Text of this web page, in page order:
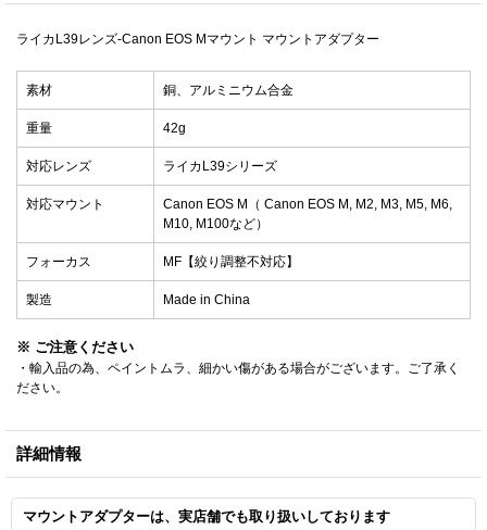
ライカL39レンズ-Canon EOS Mマウント マウントアダプター
素材 銅、アルミニウム合金
重量 42g
対応レンズ ライカL39シリーズ
対応マウント
Canon EOS M（ Canon EOS M, M2, M3, M5, M6,
M10, M100など）
フォーカス MF【絞り調整不対応】
製造 Made in China
※ ご注意ください
・輸入品の為、ペイントムラ、細かい傷がある場合がございます。ご了承く
ださい。
詳細情報
マウントアダプターは、実店舗でも取り扱いしております